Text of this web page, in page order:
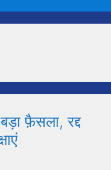
फ़ैसला, रद्द